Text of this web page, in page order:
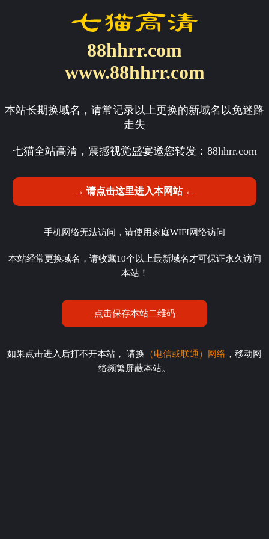
88hhrr.com
www.88hhrr.com
本站长期换域名，请常记录以上更换的新域名以免迷路
走失
七猫全站高清，震撼视觉盛宴邀您转发： 88hhrr.com
→ 请点击这里进入本网站 ←
手机网络无法访问，请使用家庭WIFI网络访问
本站经常更换域名，请收藏10个以上最新域名才可保证永久访问
本站！
点击保存本站二维码
如果点击进入后打不开本站， 请换 （电信或联通）网络 ，移动网
络频繁屏蔽本站。